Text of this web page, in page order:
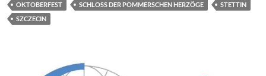
OKTOBERFEST
SCHLOSS DER POMMERSCHEN HERZÖGE
STETTIN
SZCZECIN